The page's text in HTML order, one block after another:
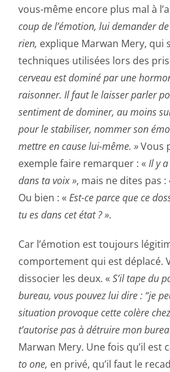
vous-même encore plus mal à
coup de l’émotion, lui demander
rien, explique Marwan Mery, qui
techniques utilisées lors des
cerveau est dominé par une
raisonner. Il faut le laisser parler
sentiment de dominer, au moins
pour le stabiliser, nommer son
mettre en cause lui-même. »Vous
exemple faire remarquer : « Il y
dans ta voix », mais ne dites pas :
Ou bien : « Est-ce parce que ce
tu es dans cet état ? ».
Car l’émotion est toujours
comportement qui est déplacé.
dissocier les deux. « S’il tape du
bureau, vous pouvez lui dire : “je
situation provoque cette colère
t’autorise pas à détruire mon
Marwan Mery. Une fois qu’il est
to one, en privé, qu’il faut le